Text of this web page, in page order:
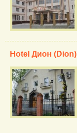
Hotel Дион (Dion)